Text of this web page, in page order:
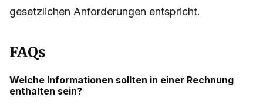
gesetzlichen Anforderungen entspricht.
FAQs
Welche Informationen sollten in einer Rechnung
enthalten sein?